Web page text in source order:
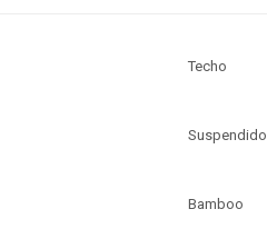
Techo
Suspendido
Bamboo